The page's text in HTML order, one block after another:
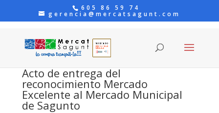
605 86 59 74
gerencia@mercatsagunt.com
Acto de entrega del
reconocimiento Mercado
Excelente al Mercado Municipal
de Sagunto